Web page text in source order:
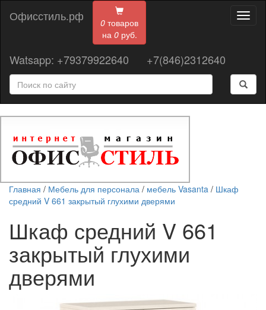
0 товаров
на 0руб.
Офисстиль.рф
Watsapp: +79379922640 +7(846)2312640
Главная / Мебель для персонала / мебель Vasanta / Шкаф
средний V 661 закрытый глухими дверями
Шкаф средний V 661
закрытый глухими
дверями